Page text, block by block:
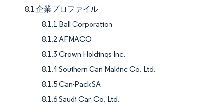
8.1 企業プロファイル
8.1.1 Ball Corporation
8.1.2 AFMACO
8.1.3 Crown Holdings Inc.
8.1.4 Southern Can Making Co. Ltd.
8.1.5 Can-Pack SA
8.1.6 Saudi Can Co. Ltd.